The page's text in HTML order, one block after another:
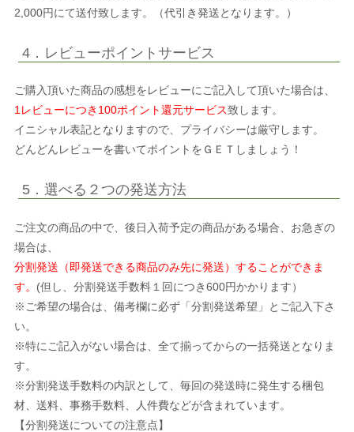
2,000円にて送付致します。（代引き発送となります。）
4．レビューポイントサービス
ご購入頂いた商品の感想をレビューにご記入して頂いた場合は、
1レビューにつき100ポイント還元サービス致します。
イニシャル表記となりますので、プライバシーは厳守します。
どんどんレビューを書いてポイントをＧＥＴしましょう！
5．選べる２つの発送方法
ご注文の商品の中で、後日入荷予定の商品がある場合、お急ぎの
場合は、
分割発送（即発送できる商品のみ先に発送）することができま
す。 (但し、分割発送手数料１回につき600円かかります）
※ご希望の場合は、備考欄に必ず「分割発送希望」とご記入下さ
い。
※特にご記入がない場合は、全て揃ってからの一括発送となりま
す。
※分割発送手数料の内訳として、毎回の発送時に発生する梱包
材、送料、事務手数料、人件費などが含まれています。
【分割発送についての注意点】